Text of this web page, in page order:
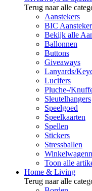
Terug naar alle
Aanstekers
BIC
Bekijk alle
Ballonnen
Buttons
Giveaways
Lanyards/
Lucifers
Pluche-/
Sleutelhangers
Speelgoed
Speelkaarten
Spellen
Stickers
Stressballen
Toon alle
Home & Living
Terug naar alle